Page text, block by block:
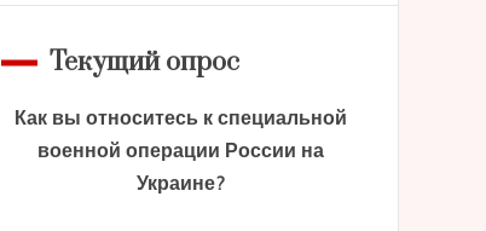
Текущий опрос
Как вы относитесь к специальной
военной операции России на
Украине?